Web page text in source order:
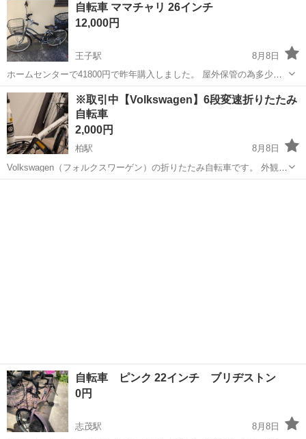
自転車 ママチャリ 26インチ
12,000円
王子駅
8月8日
ホームセンターで41800円で昨年購入しました。 屋外保管の為多少サ
ビがありますが、走る、止まる、曲がる 問題ないです。パンクもして
ません。 （後ろカゴと、スマホホルダーと、バックミラーは取り外し
ますのでお渡しできません。）
東京 北区 王子駅 電動アシスト自転車
※取引中【Volkswagen】6段変速折りたたみ
自転車
2,000円
柏駅
8月8日
Volkswagen（フォルクスワーゲン）の折りたたみ自転車です。 外観は
大きな錆もなくソコソコ綺麗な方ではありますが、以下の注意点をお
自転車 ピンク 22インチ ブリヂストン
0円
志茂駅
8月8日